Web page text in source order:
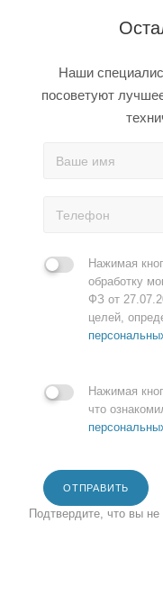
Наши
посоветуют
Нажимая
обработку
ФЗ от
целей,
Нажимая
что
ОТПРАВИТЬ
Подтвердите, что вы не